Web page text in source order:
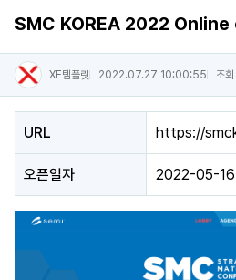
SMC KOREA 2022
XE템플릿 2022.07.27 10:00:55 조
URL https://
오픈일자 2022-05-16